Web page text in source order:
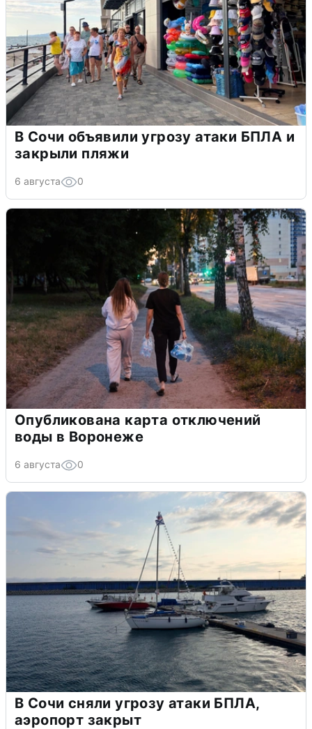
В Сочи объявили угрозу атаки БПЛА и
закрыли пляжи
6 августа 0
Опубликована карта отключений
воды в Воронеже
6 августа 0
В Сочи сняли угрозу атаки БПЛА,
аэропорт закрыт